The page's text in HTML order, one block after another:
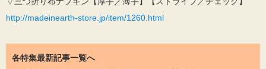
http://madeinearth-store.jp/item/1260.html
各特集最新記事一覧へ